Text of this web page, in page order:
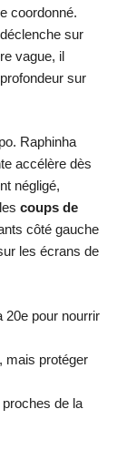
coordonné.
sur
vague, il
sur
Raphinha
accélère dès
négligé,
coups de
côté gauche
les écrans de
20e pour nourrir
mais protéger
de la